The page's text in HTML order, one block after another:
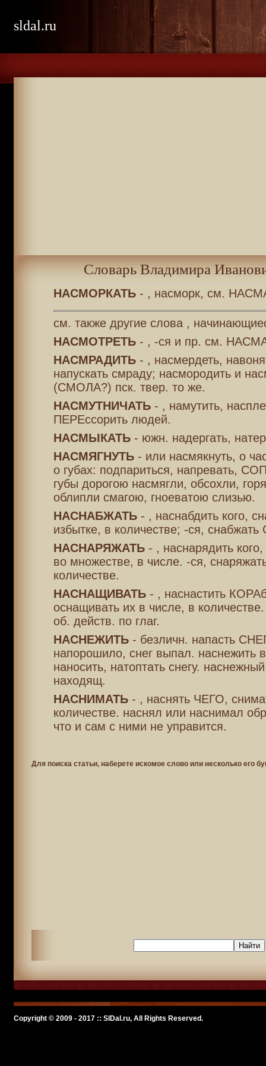
sldal.ru
Словарь Владимира
НАСМОРКАТЬ- , насморк, см.
см. также другие слова ,
НАСМОТРЕТЬ- , -ся и пр. см.
НАСМРАДИТЬ- , насмердеть,
напускать смраду; насмородить и
(СМОЛА?) пск. твер. то же.
НАСМУТНИЧАТЬ- , намутить,
ПЕРЕссорить людей.
НАСМЫКАТЬ- южн. надергать,
НАСМЯГНУТЬ- или насмякнуть, о
о губах: подпариться, напревать,
губы дорогою насмягли, обсохли,
облипли смагою, гноеватою слизью.
НАСНАБЖАТЬ- , наснабдить кого,
избытке, в количестве; -ся,
НАСНАРЯЖАТЬ- , наснарядить
во множестве, в числе. -ся,
количестве.
НАСНАЩИВАТЬ- , наснастить
оснащивать их в числе, в
об. действ. по глаг.
НАСНЕЖИТЬ- безличн. напасть
напорошило, снег выпал. наснежить
наносить, натоптать снегу.
находящ.
НАСНИМАТЬ- , наснять ЧЕГО,
количестве. наснял или наснимал
что и сам с ними не управится.
Для поиска статьи, наберете искомое слово или несколько его
Copyright © 2009 - 2017 :: SlDal.ru, All Rights Reserved.